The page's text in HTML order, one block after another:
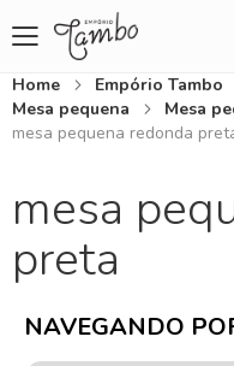
Home Empório Tambo
Mesa pequena
Mesa
mesa pequena redonda
mesa
preta
NAVEGANDO